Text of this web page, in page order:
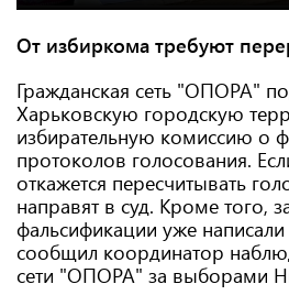
От избиркома требуют
Гражданская сеть "ОПОРА"
Харьковскую городскую
избирательную комиссию о
протоколов голосования.
откажется пересчитывать
направят в суд. Кроме того,
фальсификации уже
сообщил координатор
сети "ОПОРА" за выборами